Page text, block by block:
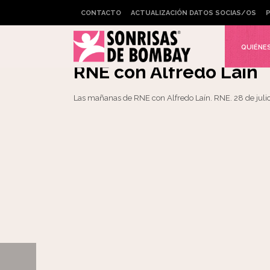
CONTACTO ACTUALIZACIÓN DATOS SOCIAS/OS
Widget not in any sidebars
7000 km x Bombay en
RNE con Alfredo Laín
Las mañanas de RNE con Alfredo Laín. RNE. 28 de